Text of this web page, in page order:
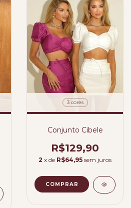
3 cores
Conjunto Cibele
R$129,90
2 x de R$64,95 sem juros
COMPRAR